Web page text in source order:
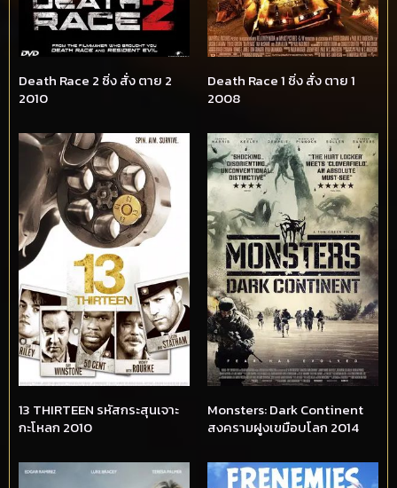
Death Race 2 ซิ่ง สั่ง ตาย 2
2010
Death Race 1 ซิ่ง สั่ง ตาย 1
2008
13 THIRTEEN รหัสกระสุนเจาะ
กะโหลก 2010
Monsters: Dark Continent
สงครามฝูงเขมือบโลก 2014